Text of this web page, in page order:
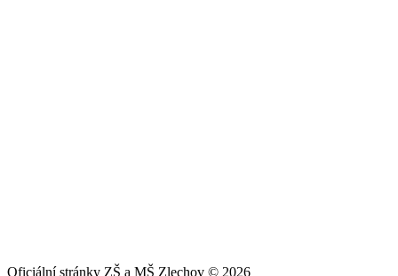
Oficiální stránky ZŠ a MŠ Zlechov © 2026